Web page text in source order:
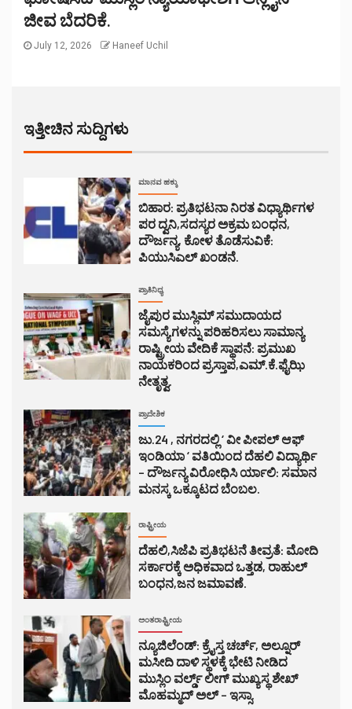
ಜೀವ ಬೆದರಿಕೆ.
July 12, 2026 Haneef Uchil
ಇತ್ತೀಚಿನ ಸುದ್ದಿಗಳು
ಮಾನವ ಹಕ್ಕು
ಬಿಹಾರ: ಪ್ರತಿಭಟನಾ ನಿರತ ವಿಧ್ಯಾರ್ಥಿಗಳ
ಪರ ದ್ವನಿ,ಸದಸ್ಯರ ಅಕ್ರಮ ಬಂಧನ,
ದೌರ್ಜನ್ಯ, ಕೋಳ ತೊಡೆಸುವಿಕೆ:
ಪಿಯುಸಿಎಲ್ ಖಂಡನೆ.
ಪ್ರಾತಿನಿಧ್ಯ
ಜೈಪುರ ಮುಸ್ಲಿಮ್ ಸಮುದಾಯದ
ಸಮಸ್ಯೆಗಳನ್ನು ಪರಿಹರಿಸಲು ಸಾಮಾನ್ಯ
ರಾಷ್ಟ್ರೀಯ ವೇದಿಕೆ ಸ್ಥಾಪನೆ: ಪ್ರಮುಖ
ನಾಯಕರಿಂದ ಪ್ರಸ್ತಾಪ,ಎಮ್.ಕೆ.ಫೈಝಿ
ನೇತೃತ್ವ.
ಪ್ರಾದೇಶಿಕ
ಜು.24 , ನಗರದಲ್ಲಿ ‘ ವೀ ಪೀಪಲ್ ಆಫ್
ಇಂಡಿಯಾ ‘ ವತಿಯಿಂದ ದೆಹಲಿ ವಿದ್ಯಾರ್ಥಿ
– ದೌರ್ಜನ್ಯ ವಿರೋಧಿಸಿ ರ್ಯಾಲಿ: ಸಮಾನ
ಮನಸ್ಕ ಒಕ್ಕೂಟದ ಬೆಂಬಲ.
ರಾಷ್ಟ್ರೀಯ
ದೆಹಲಿ,ಸಿಜೆಪಿ ಪ್ರತಿಭಟನೆ ತೀವ್ರತೆ: ಮೋದಿ
ಸರ್ಕಾರಕ್ಕೆ ಅಧಿಕವಾದ ಒತ್ತಡ, ರಾಹುಲ್
ಬಂಧನ,ಜನ ಜಮಾವಣೆ.
ಅಂತರಾಷ್ಟ್ರೀಯ
ನ್ಯೂಜಿಲೆಂಡ್: ಕ್ರೈಸ್ತ ಚರ್ಚ್, ಅಲ್ನೂರ್
ಮಸೀದಿ ದಾಳಿ ಸ್ಥಳಕ್ಕೆ ಭೇಟಿ ನೀಡಿದ
ಮುಸ್ಲಿಂ ವರ್ಲ್ಡ್ ಲೀಗ್ ಮುಖ್ಯಸ್ಥ ಶೇಖ್
ಮೊಹಮ್ಮದ್ ಅಲ್ – ಇಸ್ಸಾ.